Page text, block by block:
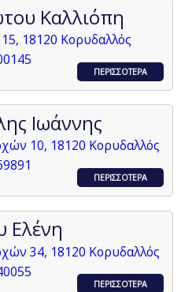
Καλλιόπη
15, 18120 Κορυδαλλός
ΠΕΡΙΣΣΟΤΕΡΑ
Ιωάννης
10, 18120 Κορυδαλλός
ΠΕΡΙΣΣΟΤΕΡΑ
Ελένη
34, 18120 Κορυδαλλός
ΠΕΡΙΣΣΟΤΕΡΑ